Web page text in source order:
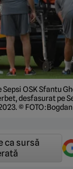
OSK Sfantu
desfasurat pe
© FOTO:Bogdan
ca sursă